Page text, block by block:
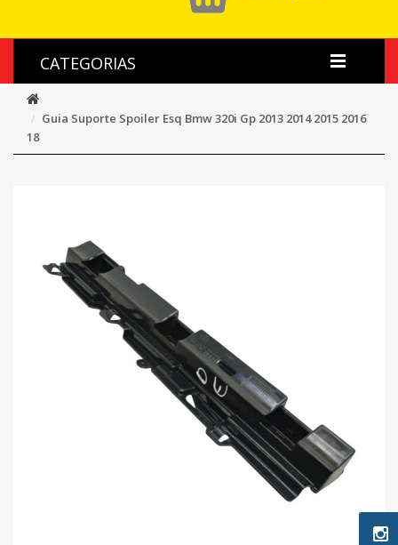
CATEGORIAS
Guia Suporte Spoiler Esq Bmw 320i Gp 2013 2014 2015 2016
18